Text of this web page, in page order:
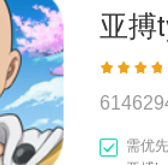
亚搏
需优